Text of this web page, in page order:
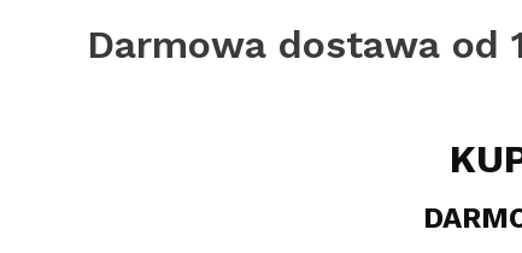
Darmowa dostawa od